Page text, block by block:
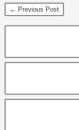
← Previous Post